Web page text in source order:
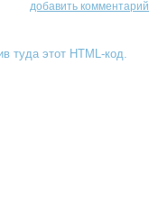
добавить комментарий
туда этот HTML-код.